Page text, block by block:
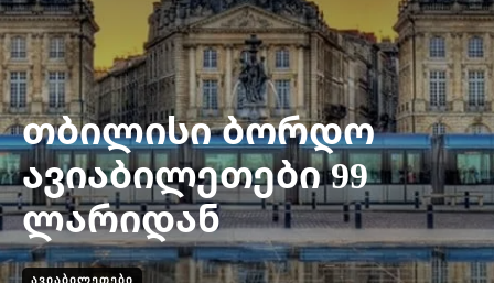
თბილისი ბორდო
ავიაბილეთები 99
ლარიდან
ᲐᲕᲘᲐᲑᲘᲚᲔᲗᲔᲑᲘ